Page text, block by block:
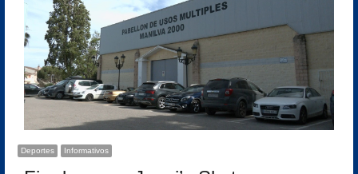
Deportes Informativos